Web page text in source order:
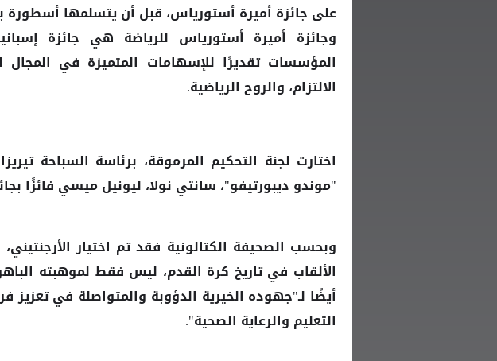
على جائزة أميرة أستورياس، قبل أن يتسلمها أسطورة
وجائزة أميرة أستورياس للرياضة هي جائزة
المؤسسات تقديرًا للإسهامات المتميزة في المجال
الالتزام، والروح الرياضية.
اختارت لجنة التحكيم المرموقة، برئاسة السباحة
"موندو ديبورتيفو"، سانتي نولا، ليونيل ميسي فائزًا بجائزة عام 2026
وبحسب الصحيفة الكتالونية فقد تم اختيار
الألقاب في تاريخ كرة القدم، ليس فقط لموهبته
أيضًا لـ"جهوده الخيرية الدؤوبة والمتواصلة في
التعليم والرعاية الصحية".